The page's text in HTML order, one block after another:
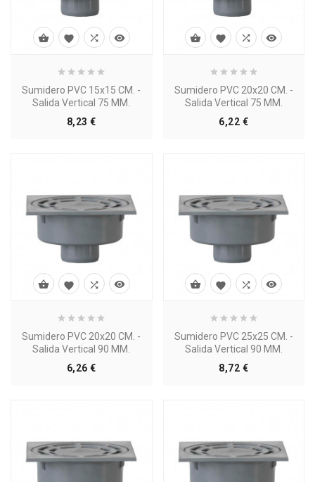
Sumidero PVC 15x15 CM. -
Salida Vertical 75 MM.
8,23 €Precio
   
Sumidero PVC 20x20 CM. -
Salida Vertical 75 MM.
6,22 €Precio
   
Sumidero PVC 20x20 CM. -
Salida Vertical 90 MM.
6,26 €Precio
   
Sumidero PVC 25x25 CM. -
Salida Vertical 90 MM.
8,72 €Precio
   